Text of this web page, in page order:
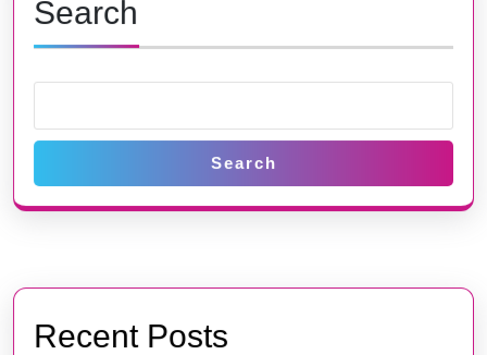
Search
Search
Recent Posts